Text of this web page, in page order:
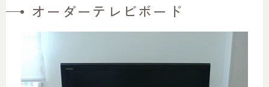
オーダーテレビボード